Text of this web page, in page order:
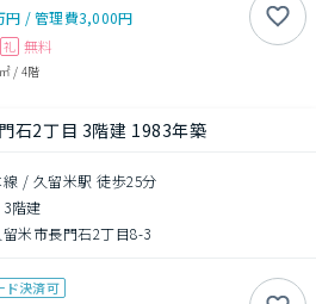
円 /管理費3,000円
礼 無料
/ 4階
石2丁目 3階建 1983年築
/ 久留米駅 徒歩25分
3階建
米市長門石2丁目8-3
ド決済可